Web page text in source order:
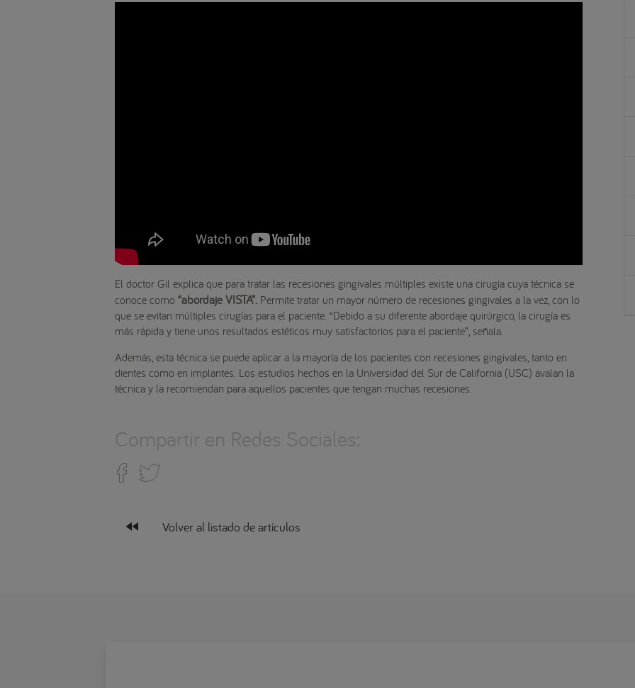
El doctor Gil explica que para tratar las recesiones gingivales múltiples existe una cirugía cuya técnica se
conoce como“abordaje VISTA”. Permite tratar un mayor número de recesiones gingivales a la vez, con lo
que se evitan múltiples cirugías para el paciente. “Debido a su diferente abordaje quirúrgico, la cirugía es
más rápida y tiene unos resultados estéticos muy satisfactorios para el paciente”, señala.
Además, esta técnica se puede aplicar a la mayoría de los pacientes con recesiones gingivales, tanto en
dientes como en implantes. Los estudios hechos en la Universidad del Sur de California (USC) avalan la
técnica y la recomiendan para aquellos pacientes que tengan muchas recesiones.
fast_rewind Volver al listado de artículos